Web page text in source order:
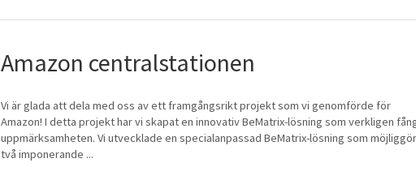
Amazon centralstationen
Vi är glada att dela med oss av ett framgångsrikt projekt som vi genomförde för
Amazon! I detta projekt har vi skapat en innovativ BeMatrix-lösning som verkligen
uppmärksamheten. Vi utvecklade en specialanpassad BeMatrix-lösning som
två imponerande ...